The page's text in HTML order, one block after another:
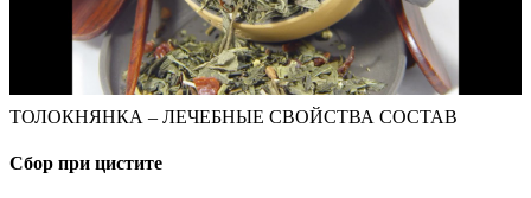
ТОЛОКНЯНКА – ЛЕЧЕБНЫЕ СВОЙСТВА СОСТАВ
Сбор при цистите